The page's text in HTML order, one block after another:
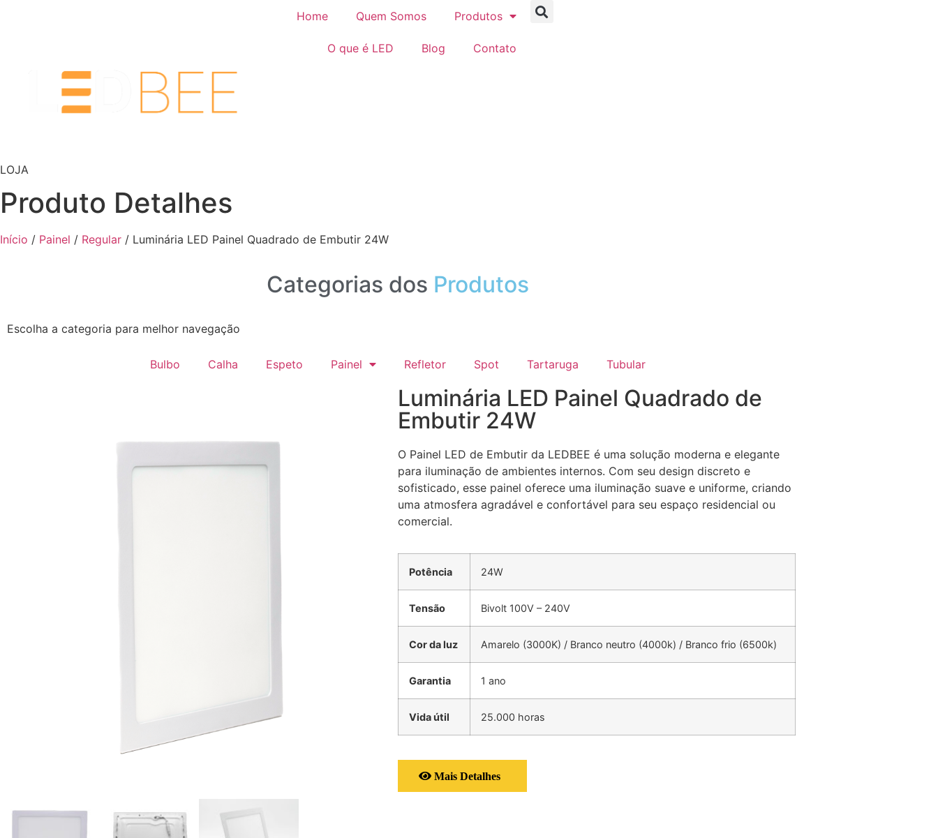
Home Quem Somos Produtos
O que é LED Blog Contato
LOJA
Produto Detalhes
Início / Painel / Regular / Luminária LED Painel Quadrado de Embutir 24W
Categorias dos Produtos
Escolha a categoria para melhor navegação
Bulbo Calha Espeto Painel Refletor Spot Tartaruga Tubular
Luminária LED Painel Quadrado de
Embutir 24W
O Painel LED de Embutir da LEDBEE é uma solução moderna e elegante
para iluminação de ambientes internos. Com seu design discreto e
sofisticado, esse painel oferece uma iluminação suave e uniforme, criando
uma atmosfera agradável e confortável para seu espaço residencial ou
comercial.
Potência 24W
Tensão Bivolt 100V – 240V
Cor da luz Amarelo (3000K) / Branco neutro (4000k) / Branco frio (6500k)
Garantia 1 ano
Vida útil 25.000 horas
Mais Detalhes